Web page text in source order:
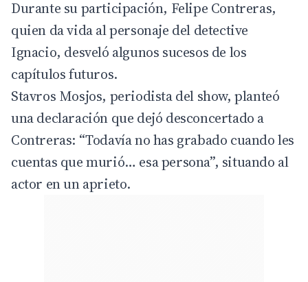
Durante su participación, Felipe Contreras,
quien da vida al personaje del detective
Ignacio, desveló algunos sucesos de los
capítulos futuros.
Stavros Mosjos, periodista del show, planteó
una declaración que dejó desconcertado a
Contreras: “Todavía no has grabado cuando les
cuentas que murió… esa persona”, situando al
actor en un aprieto.